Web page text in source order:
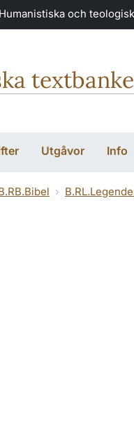
Humanistiska och
Utgåvor Info